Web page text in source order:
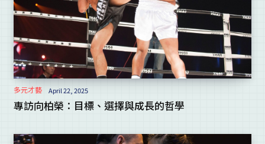
多元才藝 April 22, 2025
專訪向柏榮：目標、選擇與成長的哲學